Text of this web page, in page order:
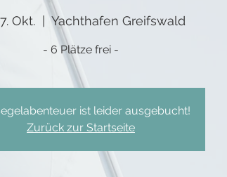
Okt.
  |
Yachthafen Greifswald
- 6 Plätze frei -
ist leider ausgebucht!
Zurück zur Startseite